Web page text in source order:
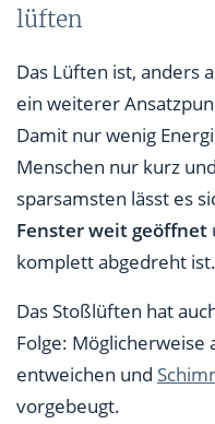
lüften
Das Lüften ist, anders
ein weiterer
Damit nur wenig
Menschen nur kurz
sparsamsten lässt es
Fenster weit geöffnet
komplett abgedreht ist.
Das Stoßlüften hat
Folge: Möglicherweise
entweichen und
vorgebeugt.